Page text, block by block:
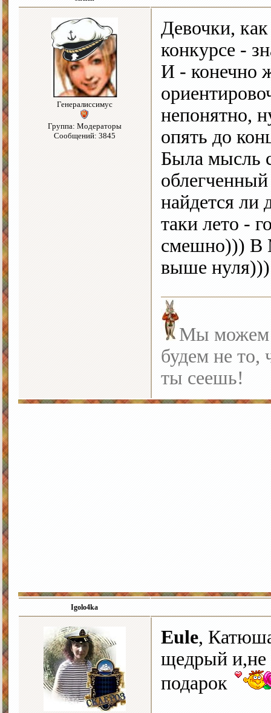
Генералиссимус
Группа: Модераторы
Сообщений: 3845
Девочки,
конкурсе -
И - конечно
непонятно,
опять до
Была мысль
найдется ли
таки лето -
смешно))) В
выше нуля)))
Мы можем
будем не то,
ты сеешь!
Igolo4ka
Eule,
щедрый и,не
подарок